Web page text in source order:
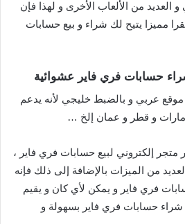
من الألعاب الأخرى و لهذا فإن
مميزا يتيح لك شراء و بيع حسابات
موقع عربي و بالضبط خليجي لأنه يدعم
و قطر و عمان إلخ …
متجر إلكتروني لبيع حسابات فري فاير ،
من الميزات بالإضافة إلى ذلك فإنه
فري فاير و يمكن لأي كان و يقيم
شراء حسابات فري فاير بسهولة و